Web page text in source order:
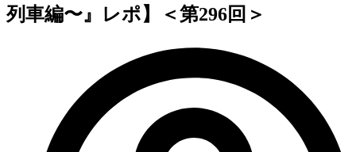
列車編〜』レポ】＜第296回＞